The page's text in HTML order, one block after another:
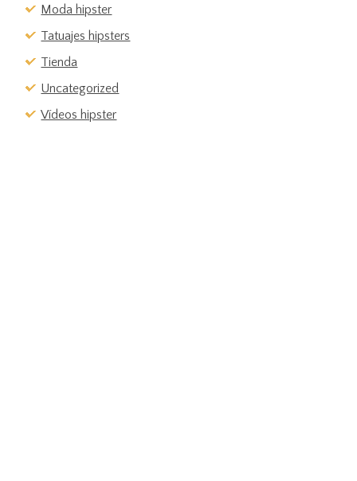
Moda hipster
Tatuajes hipsters
Tienda
Uncategorized
Vídeos hipster